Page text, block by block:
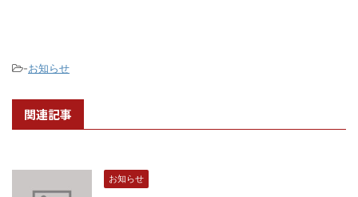
-お知らせ
関連記事
お知らせ